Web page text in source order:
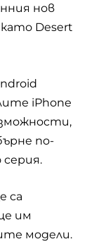
нов
Desert
іРhоnе
пo-
cepия.
ca
им
мoдeли.